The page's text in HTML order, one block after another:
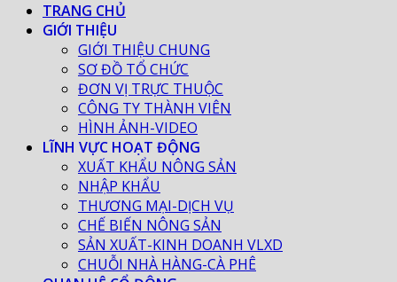
TRANG CHỦ
GIỚI THIỆU
GIỚI THIỆU CHUNG
SƠ ĐỒ TỔ CHỨC
ĐƠN VỊ TRỰC THUỘC
CÔNG TY THÀNH VIÊN
HÌNH ẢNH-VIDEO
LĨNH VỰC HOẠT ĐỘNG
XUẤT KHẨU NÔNG SẢN
NHẬP KHẨU
THƯƠNG MẠI-DỊCH VỤ
CHẾ BIẾN NÔNG SẢN
SẢN XUẤT-KINH DOANH VLXD
CHUỖI NHÀ HÀNG-CÀ PHÊ